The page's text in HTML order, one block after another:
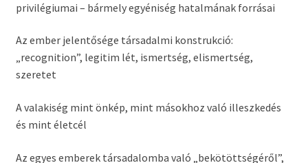
privilégiumai – bármely egyéniség hatalmának forrásai
Az ember jelentősége társadalmi konstrukció:
„recognition”, legitim lét, ismertség, elismertség,
szeretet
A valakiség mint önkép, mint másokhoz való illeszkedés
és mint életcél
Az egyes emberek társadalomba való „bekötöttségéről”,